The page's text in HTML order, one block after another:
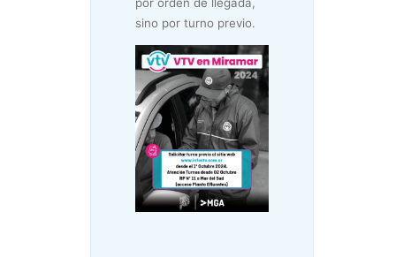
sino por turno previo.